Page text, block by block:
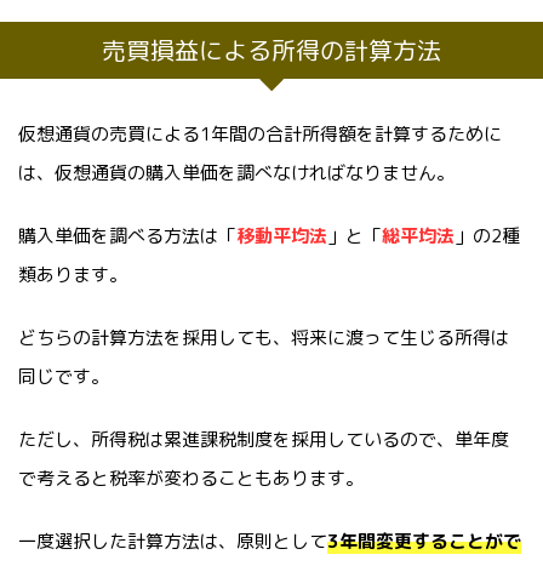
売買損益による所得の計算方法
仮想通貨の売買による1年間の合計所得額を計算するために
は、仮想通貨の購入単価を調べなければなりません。
購入単価を調べる方法は「移動平均法 」と「総平均法 」の2種
類あります。
どちらの計算方法を採用しても、将来に渡って生じる所得は
同じです。
ただし、所得税は累進課税制度を採用しているので、単年度
で考えると税率が変わることもあります。
一度選択した計算方法は、原則として3年間変更することがで